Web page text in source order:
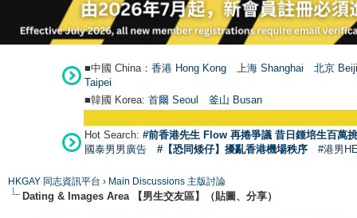
■中國 China： 香港 Hong Kong 上海 Shanghai
北京
Taipei
■韓國 Korea: 首爾 Seoul 釜山 Busan
Hot Search: #前香港先生 Flow 再捲爭議 昔日鍾培生百萬
國泰男男廣告
#【恐同矮仔】擾亂香港機場秩序 #港男
HKGAY 同志資訊平台 › Main Discussions 主版討論
Dating & Images Area 【男生交友區】（貼圖、分享）